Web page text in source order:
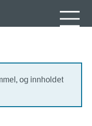
og innholdet